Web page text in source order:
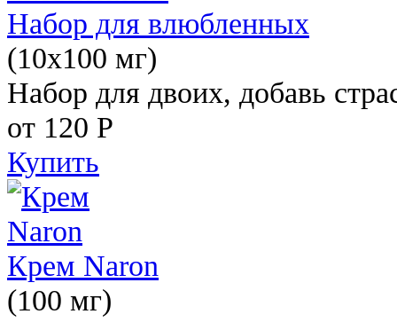
Набор для влюбленных
(10х100 мг)
Набор для двоих, добавь
от 120 Р
Купить
Крем Naron
(100 мг)